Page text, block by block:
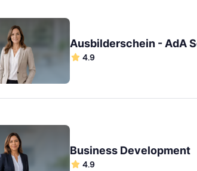
Ausbilderschein - AdA
4.9
Business Development
4.9